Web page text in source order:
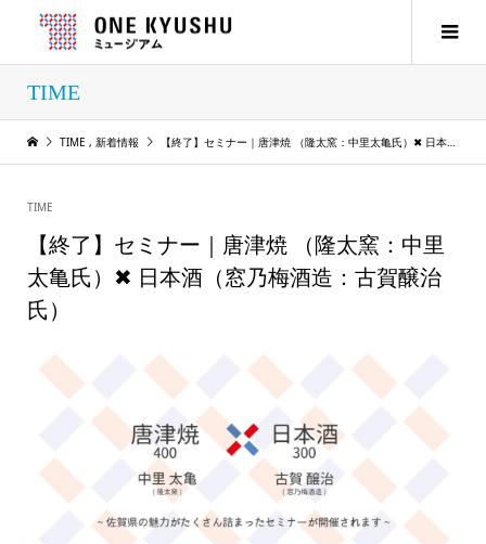
TIME
TIME , 新着情報 【終了】セミナー｜唐津焼 （隆太窯：中里太亀氏）✖ 日本酒（窓乃梅酒造：古賀醸治氏）
TIME
【終了】セミナー｜唐津焼 （隆太窯：中里
太亀氏）✖ 日本酒（窓乃梅酒造：古賀醸治
氏）